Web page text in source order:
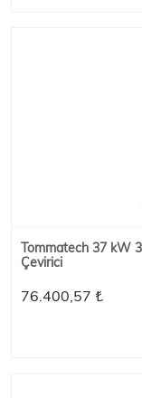
Tommatech 37 kW
Çevirici
76.400,57 ₺